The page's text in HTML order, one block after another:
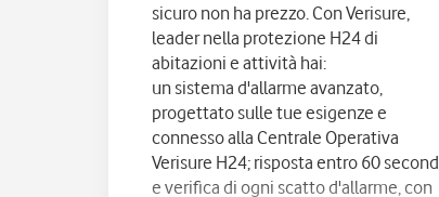
sicuro non ha prezzo. Con Verisure,
leader nella protezione H24 di
abitazioni e attività hai:
un sistema d'allarme avanzato,
progettato sulle tue esigenze e
connesso alla Centrale Operativa
Verisure H24; risposta entro 60
e verifica di ogni scatto d'allarme, con